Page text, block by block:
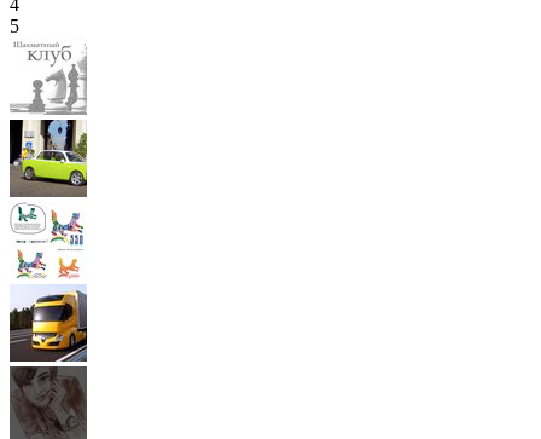
4
5